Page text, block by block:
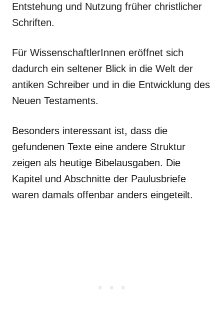
Entstehung und Nutzung früher christlicher
Schriften.
Für WissenschaftlerInnen eröffnet sich
dadurch ein seltener Blick in die Welt der
antiken Schreiber und in die Entwicklung des
Neuen Testaments.
Besonders interessant ist, dass die
gefundenen Texte eine andere Struktur
zeigen als heutige Bibelausgaben. Die
Kapitel und Abschnitte der Paulusbriefe
waren damals offenbar anders eingeteilt.